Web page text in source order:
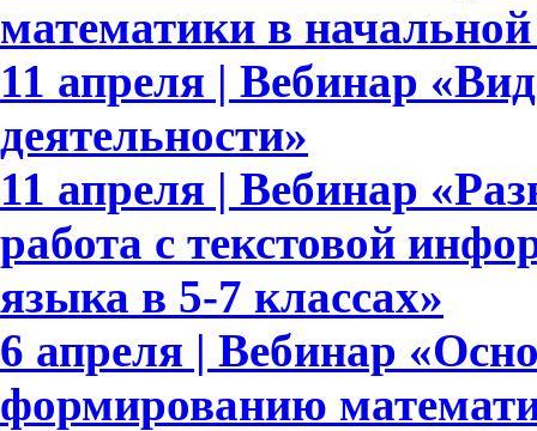
математики в
11 апреля | Вебинар
деятельности»
11 апреля | Вебинар
работа с текстовой
языка в 5-7 классах»
6 апреля | Вебинар
формированию